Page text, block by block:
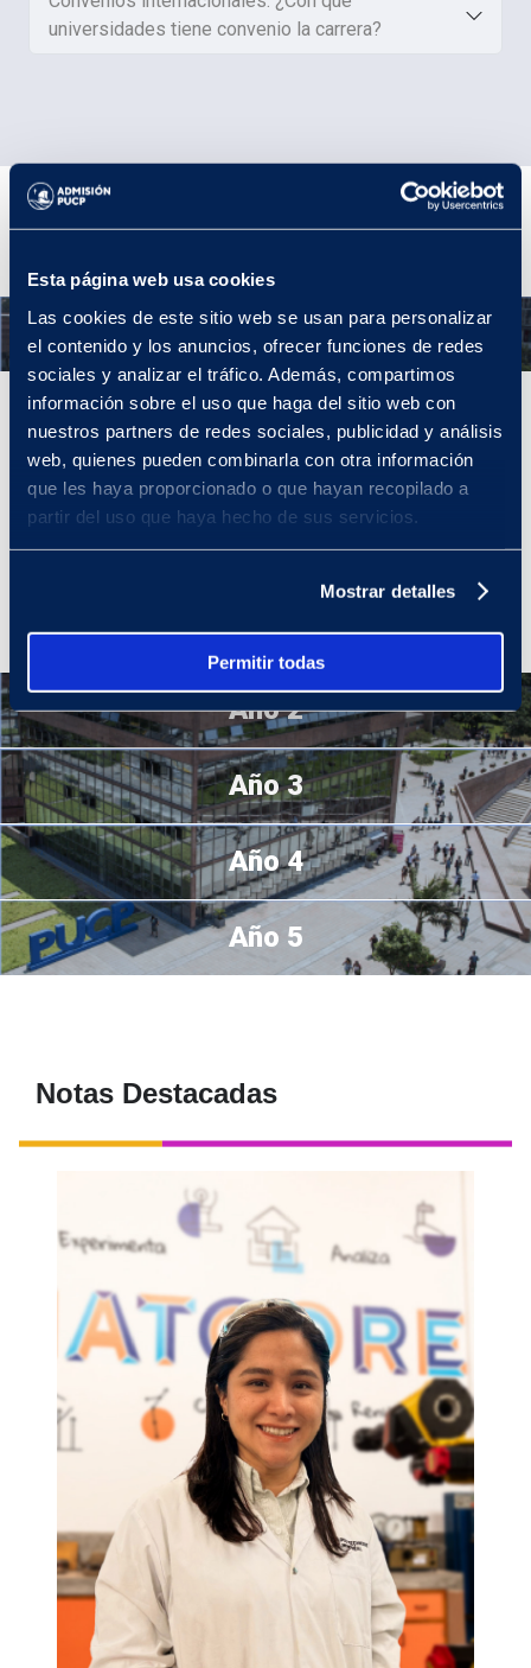
Esta página web usa cookies
Las cookies de este sitio web se usan para personalizar
el contenido y los anuncios, ofrecer funciones de redes
sociales y analizar el tráfico. Además, compartimos
información sobre el uso que haga del sitio web con
nuestros partners de redes sociales, publicidad y análisis
web, quienes pueden combinarla con otra información
que les haya proporcionado o que hayan recopilado a
partir del uso que haya hecho de sus servicios.
Mostrar detalles
Permitir todas
universidades tiene convenio la carrera?
Plan de estudios
Año 1
Año 1
En tu primer año de Estudios Generales Ciencias, podrás
adaptarte a la vida universitaria fortaleciendo tu formación básica
competencia de comunicación eficaz. Asimismo, podrás
desenvolverte con responsabilidad e iniciativa en tu aprendizaje al
organizar tu tiempo, planificar tus actividades y emplear métodos
académicas, contando con la guía de tus docentes.
Año 2
Año 3
Año 4
Año 5
Notas Destacadas
¿Te interesa saber más de esta carrera?
En esta charla podrás ver como un
estudiante, un egresado y un docente de la
carrera conversan sobre su especialidad.